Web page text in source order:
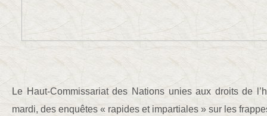
Le Haut-Commissariat des Nations unies aux droits de
mardi, des enquêtes « rapides et impartiales » sur les